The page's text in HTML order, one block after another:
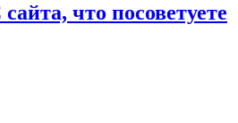
что посоветуете